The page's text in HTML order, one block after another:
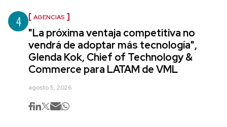
4 AGENCIAS
"La próxima ventaja competitiva no
vendrá de adoptar más tecnología",
Glenda Kok, Chief of Technology &
Commerce para LATAM de VML
agosto 5, 2026